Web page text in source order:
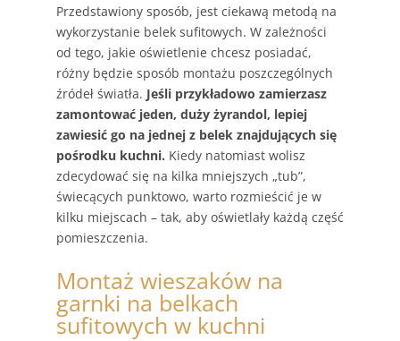
Przedstawiony sposób, jest ciekawą metodą na
wykorzystanie belek sufitowych. W zależności
od tego, jakie oświetlenie chcesz posiadać,
różny będzie sposób montażu poszczególnych
źródeł światła. Jeśli przykładowo zamierzasz
zamontować jeden, duży żyrandol, lepiej
zawiesić go na jednej z belek znajdujących się
pośrodku kuchni. Kiedy natomiast wolisz
zdecydować się na kilka mniejszych „tub”,
świecących punktowo, warto rozmieścić je w
kilku miejscach – tak, aby oświetlały każdą część
pomieszczenia.
Montaż wieszaków na
garnki na belkach
sufitowych w kuchni